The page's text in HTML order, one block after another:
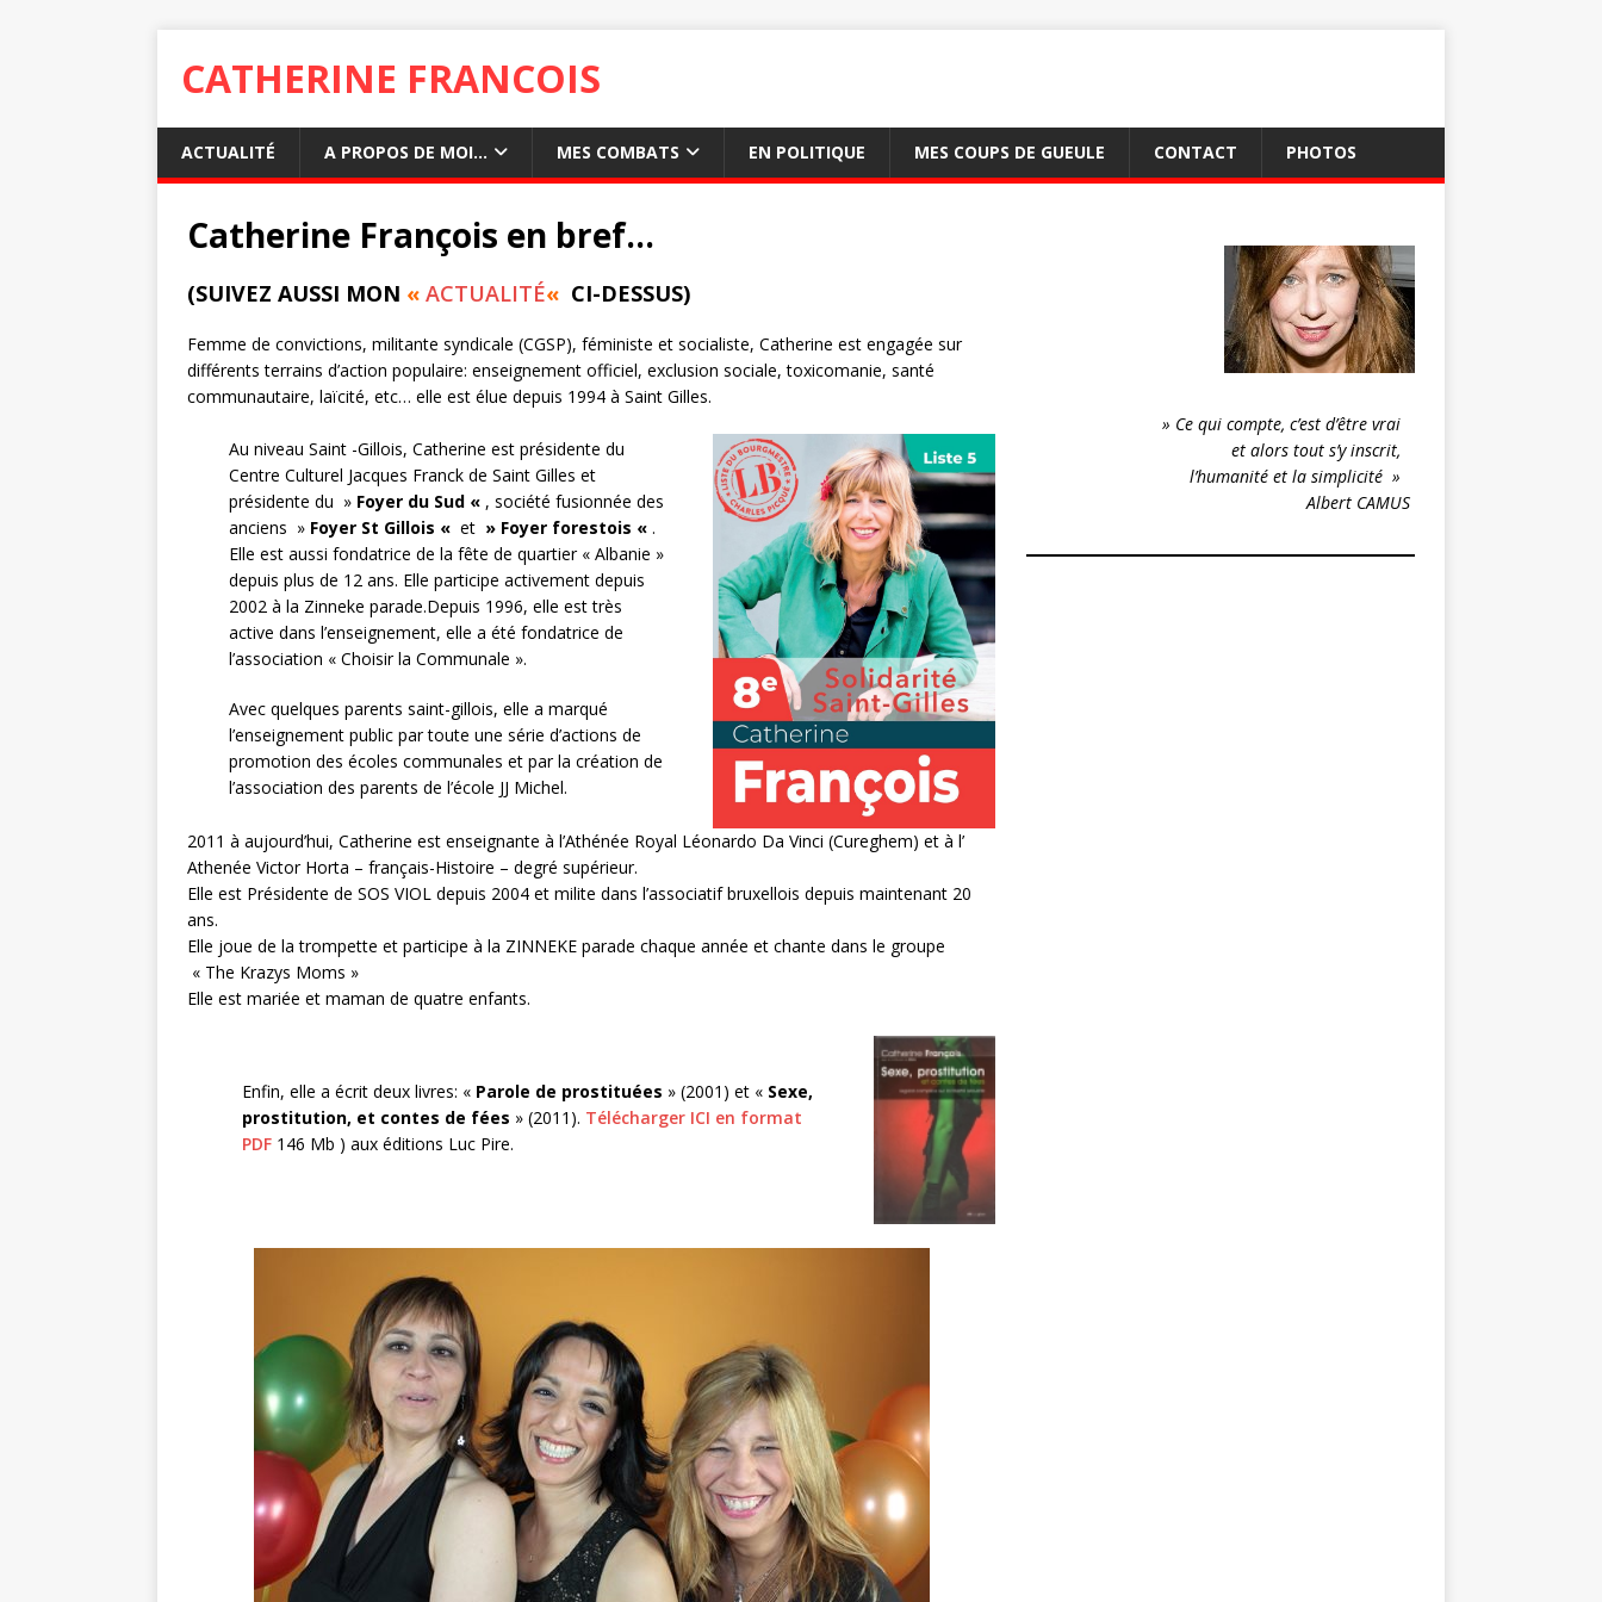
CATHERINE FRANCOIS
ACTUALITÉ A PROPOS DE MOI… MES COMBATS EN POLITIQUE MES COUPS DE GUEULE CONTACT PHOTOS
Catherine François en bref…
(SUIVEZ AUSSI MON « ACTUALITÉ« CI-DESSUS)
Femme de convictions, militante syndicale (CGSP), féministe et socialiste, Catherine est engagée sur
différents terrains d’action populaire: enseignement officiel, exclusion sociale, toxicomanie, santé
communautaire, laïcité, etc… elle est élue depuis 1994 à Saint Gilles.
Au niveau Saint -Gillois, Catherine est présidente du
Centre Culturel Jacques Franck de Saint Gilles et
présidente du » Foyer du Sud « , société fusionnée des
anciens » Foyer St Gillois « et » Foyer forestois «.
Elle est aussi fondatrice de la fête de quartier « Albanie »
depuis plus de 12 ans. Elle participe activement depuis
2002 à la Zinneke parade.Depuis 1996, elle est très
active dans l’enseignement, elle a été fondatrice de
l’association « Choisir la Communale ».
Avec quelques parents saint-gillois, elle a marqué
l’enseignement public par toute une série d’actions de
promotion des écoles communales et par la création de
l’association des parents de l’école JJ Michel.
2011 à aujourd’hui, Catherine est enseignante à l’Athénée Royal Léonardo Da Vinci (Cureghem) et à l’
Athenée Victor Horta – français-Histoire – degré supérieur.
Elle est Présidente de SOS VIOL depuis 2004 et milite dans l’associatif bruxellois depuis maintenant 20
ans.
Elle joue de la trompette et participe à la ZINNEKE parade chaque année et chante dans le groupe
« The Krazys Moms »
Elle est mariée et maman de quatre enfants.
Enfin, elle a écrit deux livres: « Parole de prostituées » (2001) et « Sexe,
prostitution, et contes de fées » (2011). Télécharger ICI en format
PDF 146 Mb ) aux éditions Luc Pire.
» Ce qui compte, c’est d’être vrai
et alors tout s’y inscrit,
l’humanité et la simplicité »
Albert CAMUS